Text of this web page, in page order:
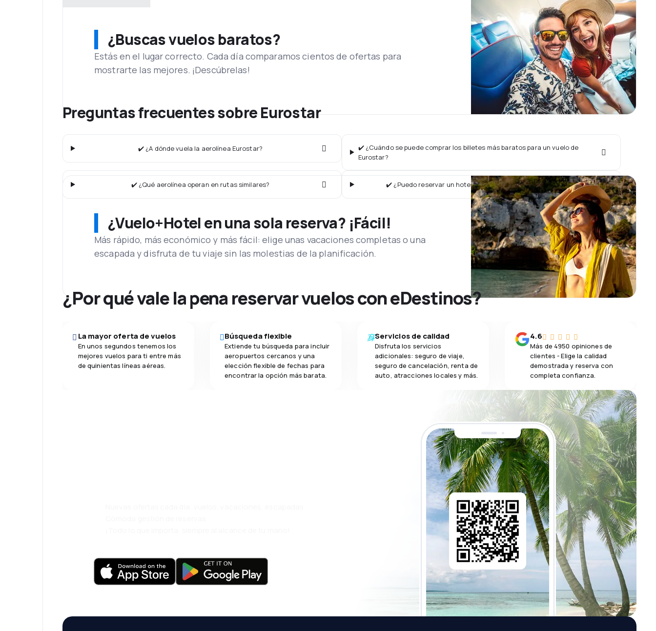
¿Buscas vuelos baratos?
Estás en el lugar correcto. Cada día comparamos cientos de ofertas para
mostrarte las mejores. ¡Descúbrelas!
Preguntas frecuentes sobre Eurostar
✔️ ¿A dónde vuela la aerolínea Eurostar?
✔️ ¿Cuándo se puede comprar los billetes más baratos para un vuelo de
Eurostar?
✔️ ¿Qué aerolínea operan en rutas similares? ✔️ ¿Puedo reservar un hotel junto con un vuelo de Eurostar?
¿Vuelo+Hotel en una sola reserva? ¡Fácil!
Más rápido, más económico y más fácil: elige unas vacaciones completas o una
escapada y disfruta de tu viaje sin las molestias de la planificación.
¿Por qué vale la pena reservar vuelos con eDestinos?
La mayor oferta de vuelos
En unos segundos tenemos los
mejores vuelos para ti entre más
de quinientas líneas aéreas.
Búsqueda flexible
Extiende tu búsqueda para incluir
aeropuertos cercanos y una
elección flexible de fechas para
encontrar la opción más barata.
Servicios de calidad
Disfruta los servicios
adicionales: seguro de viaje,
seguro de cancelación, renta de
auto, atracciones locales y más.
4.6
Más de 4950 opiniones de
clientes - Elige la calidad
demostrada y reserva con
completa confianza.